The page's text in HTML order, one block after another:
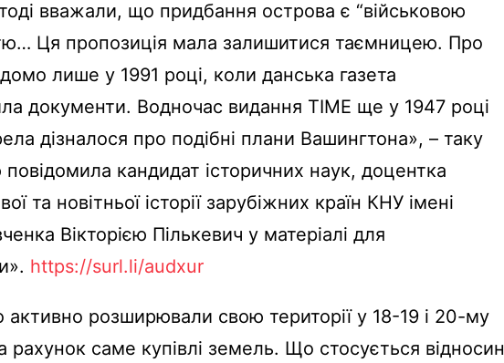
вважали, що придбання острова є “військовою
Ця пропозиція мала залишитися таємницею. Про
лише у 1991 році, коли данська газета
документи. Водночас видання TIME ще у 1947 році
дізналося про подібні плани Вашингтона», – таку
повідомила кандидат історичних наук, доцентка
та новітньої історії зарубіжних країн КНУ імені
Вікторією Пількевич у матеріалі для
https://surl.li/audxur
розширювали свою території у 18-19 і 20-му
рахунок саме купівлі земель. Що стосується відносин